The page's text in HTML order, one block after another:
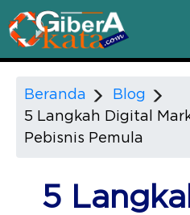
Beranda
Blog
5 Langkah Digital
Pebisnis Pemula
5